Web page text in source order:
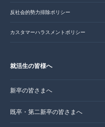
反社会的勢力排除ポリシー
カスタマーハラスメントポリシー
就活生の皆様へ
新卒の皆さまへ
既卒・第二新卒の皆さまへ